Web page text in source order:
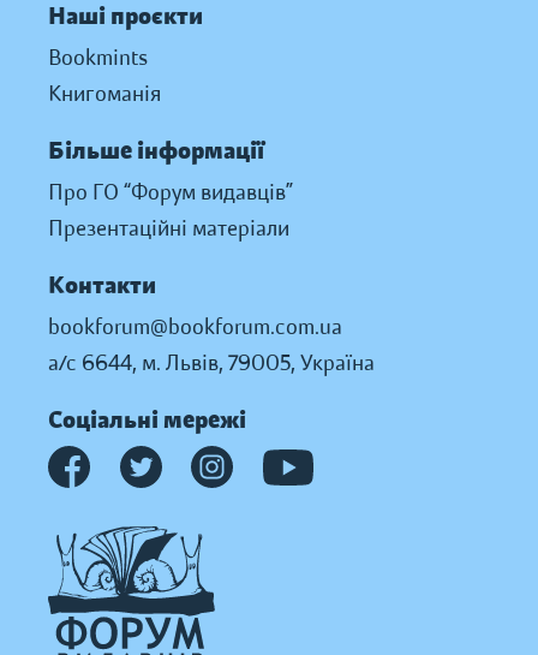
Наші проєкти
Bookmints
Книгоманія
Більше інформації
Про ГО “Форум видавців”
Презентаційні матеріали
Контакти
bookforum@bookforum.com.ua
а/с 6644, м. Львів, 79005, Україна
Соціальні мережі